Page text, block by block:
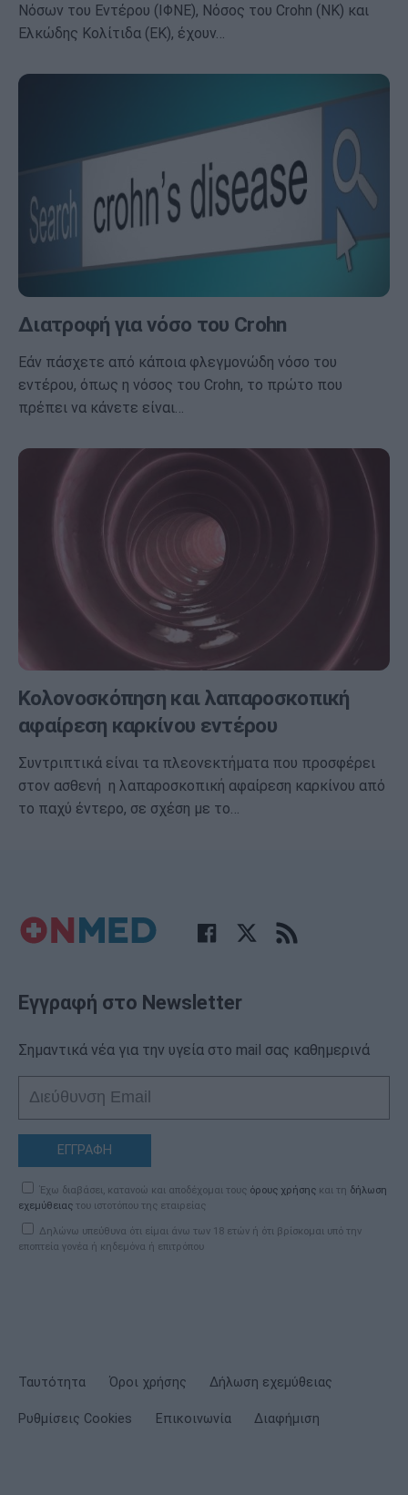
Νόσων του Εντέρου (ΙΦΝΕ), Νόσος του Crohn (ΝΚ) και
Ελκώδης Κολίτιδα (ΕΚ), έχουν…
Διατροφή για νόσο του Crohn
Εάν πάσχετε από κάποια φλεγμονώδη νόσο του
εντέρου, όπως η νόσος του Crohn, το πρώτο που
πρέπει να κάνετε είναι…
Κολονοσκόπηση και λαπαροσκοπική
αφαίρεση καρκίνου εντέρου
Συντριπτικά είναι τα πλεονεκτήματα που προσφέρει
στον ασθενή η λαπαροσκοπική αφαίρεση καρκίνου από
το παχύ έντερο, σε σχέση με το…
Εγγραφή στο Newsletter
Σημαντικά νέα για την υγεία στο mail σας καθημερινά
ΕΓΓΡΑΦΗ
Έχω διαβάσει, κατανοώ και αποδέχομαι τους όρους χρήσης και τη δήλωση
εχεμύθειας του ιστοτόπου της εταιρείας
Δηλώνω υπεύθυνα ότι είμαι άνω των 18 ετών ή ότι βρίσκομαι υπό την
εποπτεία γονέα ή κηδεμόνα ή επιτρόπου
Ταυτότητα Όροι χρήσης Δήλωση εχεμύθειας
Ρυθμίσεις Cookies Επικοινωνία Διαφήμιση